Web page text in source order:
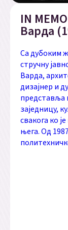
IN
Варда
Са дубоким
стручну
Варда,
дизајнер и
представља
заједницу,
свакога ко
њега. Од